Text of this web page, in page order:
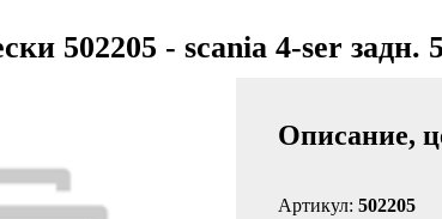
502205 - scania 4-ser задн.
Описание,
Артикул: 502205